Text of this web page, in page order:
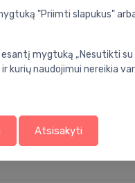
Prekės
"Priimti slapukus"
mygtuką „Nesutikti su
kurių naudojimui nereikia
Atsisakyti